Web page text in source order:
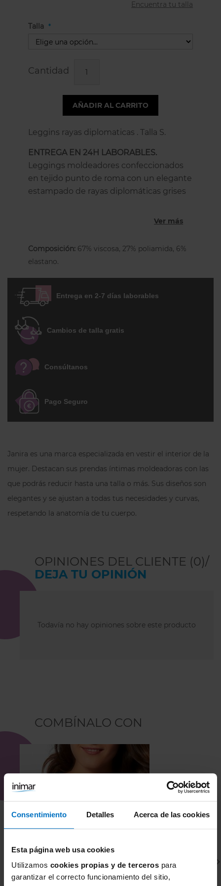
Consentimiento Detalles Acerca de las cookies
Esta página web usa cookies
Utilizamos cookies propias y de terceros para
garantizar el correcto funcionamiento del sitio,
Encuentra tu talla
Talla
Cantidad
AÑADIR AL CARRITO
Leggins rayas diplomaticas . Talla S.
ENTREGA EN 24H LABORABLES.
Leggings moldeadores confeccionados
en tejido punto de roma con un elegante
estampado de rayas diplomáticas grises
acabado con una cintura de goma que
cómodo ideal para la temporada otoño-
Ver más
Composición: 67% viscosa, 27% poliamida, 6%
elastano.
Entrega en 2-7 días laborables
Cambios de talla gratis
Consúltanos
Pago Seguro
Janira es una marca especializada en vestir el interior de la
mujer. Destacan sus prendas íntimas moldeadoras con las
que podrás reducir hasta una talla o más. Sus diseños son
elegantes y se ajustan a todas tus necesidades y curvas,
respetando la anatomía de tu cuerpo.
OPINIONES DEL CLIENTE (0)/
DEJA TU OPINIÓN
Todavía no hay opiniones sobre este producto
COMBÍNALO CON